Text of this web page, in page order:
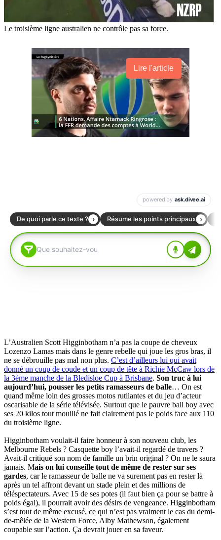
Le troisième ligne australien ne contrôle pas sa force.
Lire l'article
L’Australien Scott Higginbotham n’a pas la coupe de cheveux
Lozenzo Lamas mais dans le genre rebelle qui joue les gros bras, il
ne se débrouille pas mal non plus. C’est d’ailleurs lui qui avait
donné un coup de coude et un coup de tête à Richie McCaw lors de
la 3ème manche de la Bledisloe Cup à Brisbane. Son truc à lui
aujourd’hui, pousser les petits ramasseurs de balle… On est
quand même loin des grosses motos rutilantes et du jeu d’acteur
oscarisable de la série télévisée. Surtout que le pauvre ball boy avec
ses 20 kilos tout mouillé ne fait clairement pas le poids face aux 110
du troisième ligne.
Higginbotham voulait-il faire honneur à son nouveau club, les
Melbourne Rebels ? Casquette boy l’avait-il regardé de travers ?
Avait-il critiqué son nom de famille un brin original ? On ne le saura
jamais. Mais on lui conseille tout de même de rester sur ses
gardes, car le ramasseur de balle ne va surement pas en rester là
après un tel affront devant un stade plein et des millions de
téléspectateurs. Avec 15 de ses potes (il faut bien ça pour se battre à
poids égal), il pourrait avoir des désirs de vengeance. Higginbotham
s’est tout de même excusé, ce qui n’est pas vraiment le cas du demi-
de-mêlée de la Western Force, Alby Mathewson, également
coupable sur l’action. Ça devrait jouer en sa faveur.